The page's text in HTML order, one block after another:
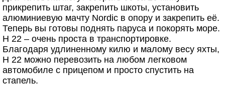
прикрепить штаг, закрепить шкоты, установить
алюминиевую мачту Nordic в опору и закрепить её.
Теперь вы готовы поднять паруса и покорять море.
H 22 – очень проста в транспортировке.
Благодаря удлиненному килю и малому весу яхты,
H 22 можно перевозить на любом легковом
автомобиле с прицепом и просто спустить на
стапель.